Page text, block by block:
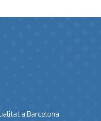
a Barcelona.